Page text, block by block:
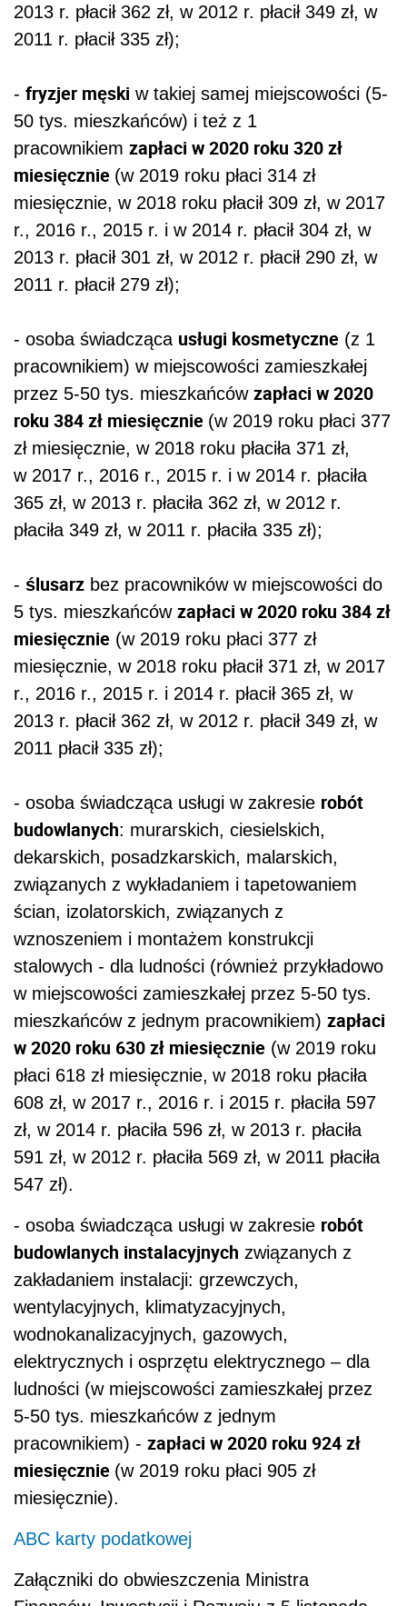
2013 r. płacił 362 zł, w 2012 r. płacił 349 zł, w
2011 r. płacił 335 zł);
- fryzjer męski w takiej samej miejscowości (5-
50 tys. mieszkańców) i też z 1
pracownikiem zapłaci w 2020 roku 320 zł
miesięcznie (w 2019 roku płaci 314 zł
miesięcznie, w 2018 roku płacił 309 zł, w 2017
r., 2016 r., 2015 r. i w 2014 r. płacił 304 zł, w
2013 r. płacił 301 zł, w 2012 r. płacił 290 zł, w
2011 r. płacił 279 zł);
- osoba świadcząca usługi kosmetyczne (z 1
pracownikiem) w miejscowości zamieszkałej
przez 5-50 tys. mieszkańców zapłaci w 2020
roku 384 zł miesięcznie (w 2019 roku płaci 377
zł miesięcznie, w 2018 roku płaciła 371 zł,
w 2017 r., 2016 r., 2015 r. i w 2014 r. płaciła
365 zł, w 2013 r. płaciła 362 zł, w 2012 r.
płaciła 349 zł, w 2011 r. płaciła 335 zł);
- ślusarz bez pracowników w miejscowości do
5 tys. mieszkańców zapłaci w 2020 roku 384 zł
miesięcznie (w 2019 roku płaci 377 zł
miesięcznie, w 2018 roku płacił 371 zł, w 2017
r., 2016 r., 2015 r. i 2014 r. płacił 365 zł, w
2013 r. płacił 362 zł, w 2012 r. płacił 349 zł, w
2011 płacił 335 zł);
- osoba świadcząca usługi w zakresie robót
budowlanych: murarskich, ciesielskich,
dekarskich, posadzkarskich, malarskich,
związanych z wykładaniem i tapetowaniem
ścian, izolatorskich, związanych z
wznoszeniem i montażem konstrukcji
stalowych - dla ludności (również przykładowo
w miejscowości zamieszkałej przez 5-50 tys.
mieszkańców z jednym pracownikiem) zapłaci
w 2020 roku 630 zł miesięcznie (w 2019 roku
płaci 618 zł miesięcznie, w 2018 roku płaciła
608 zł, w 2017 r., 2016 r. i 2015 r. płaciła 597
zł, w 2014 r. płaciła 596 zł, w 2013 r. płaciła
591 zł, w 2012 r. płaciła 569 zł, w 2011 płaciła
547 zł).
- osoba świadcząca usługi w zakresie robót
budowlanych instalacyjnych związanych z
zakładaniem instalacji: grzewczych,
wentylacyjnych, klimatyzacyjnych,
wodnokanalizacyjnych, gazowych,
elektrycznych i osprzętu elektrycznego – dla
ludności (w miejscowości zamieszkałej przez
5-50 tys. mieszkańców z jednym
pracownikiem) - zapłaci w 2020 roku 924 zł
miesięcznie (w 2019 roku płaci 905 zł
miesięcznie).
ABC karty podatkowej
Załączniki do obwieszczenia Ministra